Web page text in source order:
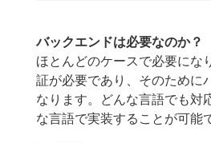
バックエンドは必要なのか？
ほとんどのケースで必要にな
証が必要であり、そのために
なります。どんな言語でも対
な言語で実装することが可能